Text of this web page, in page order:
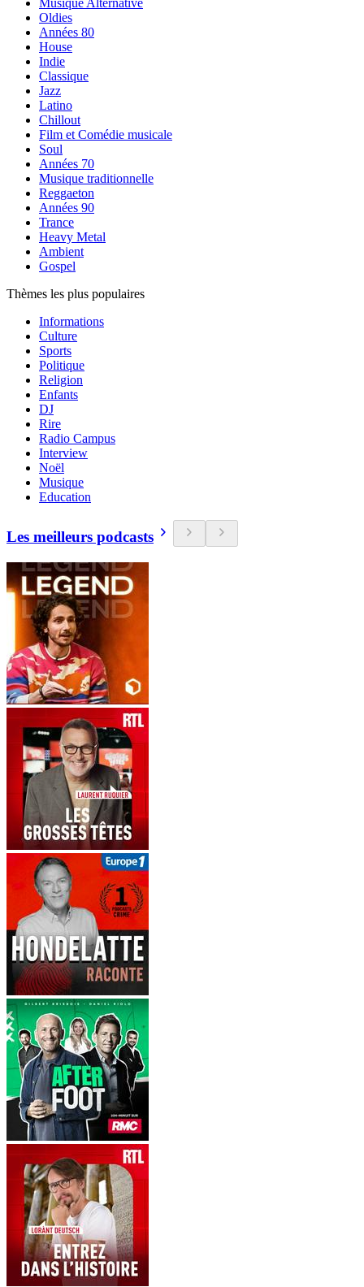
Musique Alternative
Oldies
Années 80
House
Indie
Classique
Jazz
Latino
Chillout
Film et Comédie musicale
Soul
Années 70
Musique traditionnelle
Reggaeton
Années 90
Trance
Heavy Metal
Ambient
Gospel
Thèmes les plus populaires
Informations
Culture
Sports
Politique
Religion
Enfants
DJ
Rire
Radio Campus
Interview
Noël
Musique
Education
Les meilleurs podcasts